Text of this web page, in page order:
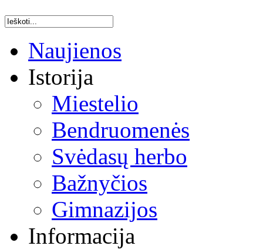
Naujienos
Istorija
Miestelio
Bendruomenės
Svėdasų herbo
Bažnyčios
Gimnazijos
Informacija